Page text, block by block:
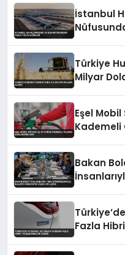
İstanbul
Türkiye
Milyar
Eşel
Kademeli
Bakan
Fazla